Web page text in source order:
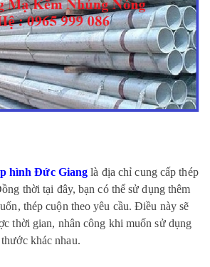
hình Đức Giang là địa chỉ cung cấp thép
thời tại đây, bạn có thể sử dụng thêm
thép cuộn theo yêu cầu. Điều này sẽ
thời gian, nhân công khi muốn sử dụng
khác nhau.